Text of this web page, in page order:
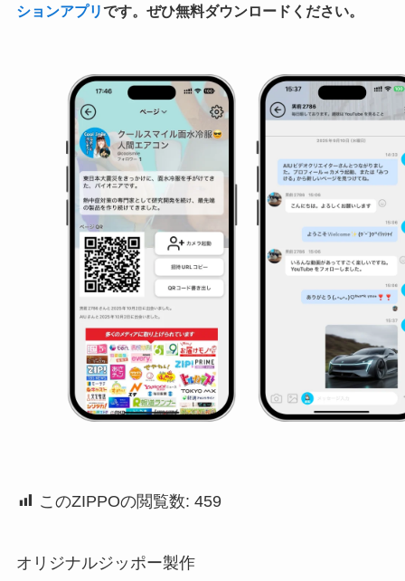
ションアプリです。ぜひ無料ダウンロードください。
このZIPPOの閲覧数: 459
オリジナルジッポー製作